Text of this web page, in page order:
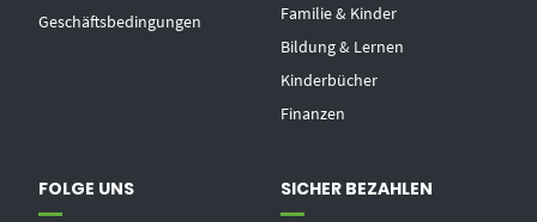
Geschäftsbedingungen
Familie & Kinder
Bildung & Lernen
Kinderbücher
Finanzen
FOLGE UNS SICHER BEZAHLEN